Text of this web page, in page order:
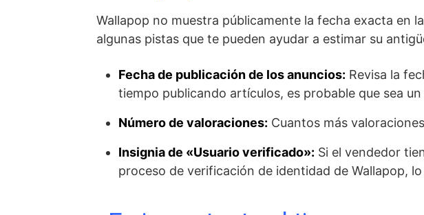
Wallapop no muestra públicamente la fecha exacta en
algunas pistas que te pueden ayudar a estimar su
Fecha de publicación de los anuncios: Revisa la
tiempo publicando artículos, es probable que sea
Número de valoraciones: Cuantos más
Insignia de «Usuario verificado»: Si el vendedor
proceso de verificación de identidad de Wallapop,